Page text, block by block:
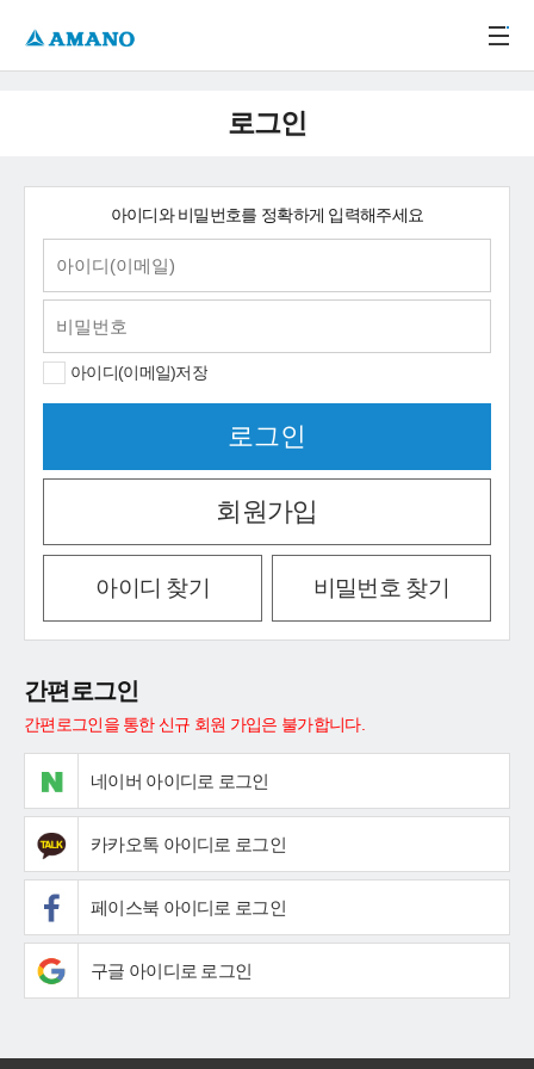
로그인
아이디와 비밀번호를 정확하게 입력해주세요
아이디(이메일)저장
회원가입
아이디 찾기 비밀번호 찾기
간편로그인
간편로그인을 통한 신규 회원 가입은 불가합니다.
네이버 아이디로 로그인
카카오톡 아이디로 로그인
페이스북 아이디로 로그인
구글 아이디로 로그인